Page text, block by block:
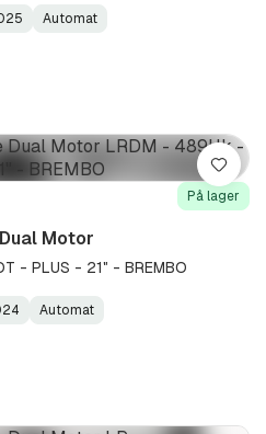
Automat
På lager
Motor
- PLUS - 21" - BREMBO
Automat
Lagre